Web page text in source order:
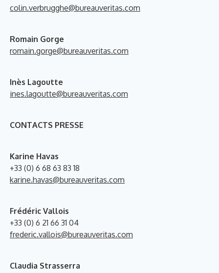
colin.verbrugghe@bureauveritas.com
Romain Gorge
romain.gorge@bureauveritas.com
Inès Lagoutte
ines.lagoutte@bureauveritas.com
CONTACTS PRESSE
Karine Havas
+33 (0) 6 68 63 83 18
karine.havas@bureauveritas.com
Frédéric Vallois
+33 (0) 6 21 66 31 04
frederic.vallois@bureauveritas.com
Claudia Strasserra